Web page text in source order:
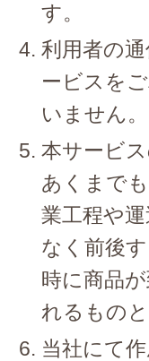
す。
利用者の
ービスを
いません。
本サービ
あくまで
業工程や
なく前後
時に商品
れるもの
当社にて